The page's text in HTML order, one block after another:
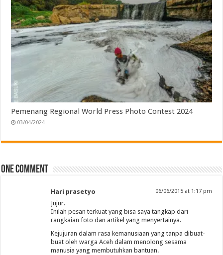
Pemenang Regional World Press Photo Contest 2024
03/04/2024
One comment
Hari prasetyo 06/06/2015 at 1:17 pm
Jujur.
Inilah pesan terkuat yang bisa saya tangkap dari
rangkaian foto dan artikel yang menyertainya.
Kejujuran dalam rasa kemanusiaan yang tanpa dibuat-
buat oleh warga Aceh dalam menolong sesama
manusia yang membutuhkan bantuan.